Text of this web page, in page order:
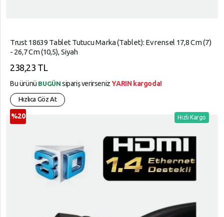
Trust 18639 Tablet Tutucu Marka (Tablet): Evrensel 17,8 Cm (7)
- 26,7 Cm (10,5), Siyah
238,23 TL
Bu ürünü BUGÜN sipariş verirsenizYARIN kargoda!
Hızlıca Göz At
Hızlı Kargo
%20